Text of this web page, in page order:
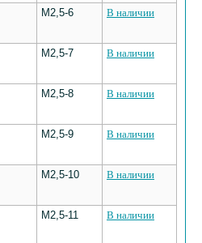
М2,5-6 В наличии
М2,5-7 В наличии
М2,5-8 В наличии
М2,5-9 В наличии
М2,5-10 В наличии
М2,5-11 В наличии